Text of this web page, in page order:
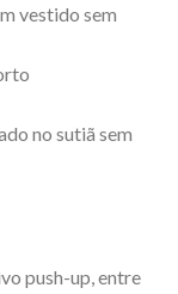
vestido sem
no sutiã sem
push-up, entre